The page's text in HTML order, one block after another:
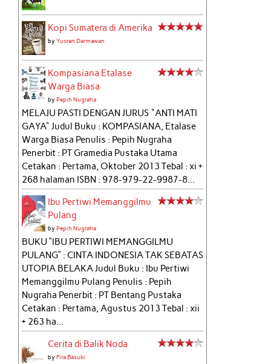
Kopi Sumatera di Amerika
byYusran Darmawan
Kompasiana Etalase
Warga Biasa
byPepih Nugraha
MELAJU PASTI DENGAN JURUS "ANTI MATI
GAYA" Judul Buku : KOMPASIANA, Etalase
Warga Biasa Penulis : Pepih Nugraha
Penerbit : PT Gramedia Pustaka Utama
Cetakan : Pertama, Oktober 2013 Tebal : xi +
268 halaman ISBN : 978-979-22-9987-8...
Ibu Pertiwi Memanggilmu
Pulang
byPepih Nugraha
BUKU “IBU PERTIWI MEMANGGILMU
PULANG” : CINTA INDONESIA TAK SEBATAS
UTOPIA BELAKA Judul Buku : Ibu Pertiwi
Memanggilmu Pulang Penulis : Pepih
Nugraha Penerbit : PT Bentang Pustaka
Cetakan : Pertama, Agustus 2013 Tebal : xii
+ 263 ha...
Cerita di Balik Noda
byFira Basuki